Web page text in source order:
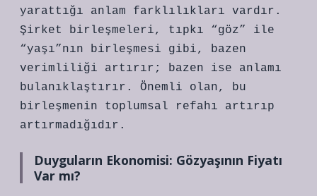
yarattığı anlam farklılıkları vardır.
Şirket birleşmeleri, tıpkı “göz” ile
“yaşı”nın birleşmesi gibi, bazen
verimliliği artırır; bazen ise anlamı
bulanıklaştırır. Önemli olan, bu
birleşmenin toplumsal refahı artırıp
artırmadığıdır.
Duyguların Ekonomisi: Gözyaşının Fiyatı
Var mı?